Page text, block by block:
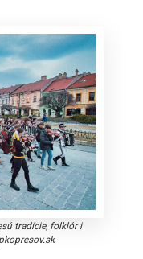
tradície, folklór i
pkopresov.sk